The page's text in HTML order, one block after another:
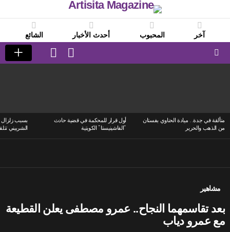
آخر المحبوب أحدث الأخبار الشائع
SWITCH
SKIN
LOGIN
متألقة في جدة.. ميادة الحناوي بفستان
من الذهب والحرير
أول قرار للمحكمة في قضية حادث
“الفاشينيستا” الكويتية
بسبب زلزال
الشربيني
مشاهير
بعد تقاسمهما النجاح.. عمرو مصطفى يعلن القطيعة
مع عمرو دياب